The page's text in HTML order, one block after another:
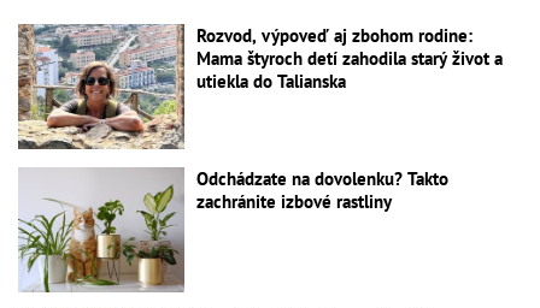
Rozvod, výpoveď aj zbohom rodine:
Mama štyroch detí zahodila starý život a
utiekla do Talianska
Odchádzate na dovolenku? Takto
zachránite izbové rastliny